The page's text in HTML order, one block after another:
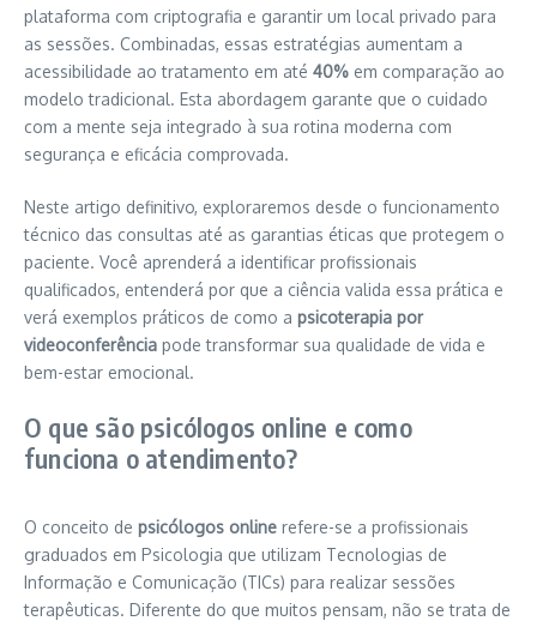
plataforma com criptografia e garantir um local privado para
as sessões. Combinadas, essas estratégias aumentam a
acessibilidade ao tratamento em até 40% em comparação ao
modelo tradicional. Esta abordagem garante que o cuidado
com a mente seja integrado à sua rotina moderna com
segurança e eficácia comprovada.
Neste artigo definitivo, exploraremos desde o funcionamento
técnico das consultas até as garantias éticas que protegem o
paciente. Você aprenderá a identificar profissionais
qualificados, entenderá por que a ciência valida essa prática e
verá exemplos práticos de como a psicoterapia por
videoconferência pode transformar sua qualidade de vida e
bem-estar emocional.
O que são psicólogos online e como
funciona o atendimento?
O conceito de psicólogos online refere-se a profissionais
graduados em Psicologia que utilizam Tecnologias de
Informação e Comunicação (TICs) para realizar sessões
terapêuticas. Diferente do que muitos pensam, não se trata de